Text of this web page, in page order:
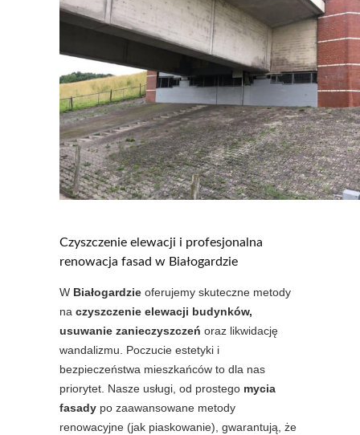
Czyszczenie elewacji i profesjonalna
renowacja fasad w Białogardzie
W Białogardzie oferujemy skuteczne metody
na czyszczenie elewacji budynków,
usuwanie zanieczyszczeń oraz likwidację
wandalizmu. Poczucie estetyki i
bezpieczeństwa mieszkańców to dla nas
priorytet. Nasze usługi, od prostego mycia
fasady po zaawansowane metody
renowacyjne (jak piaskowanie), gwarantują, że